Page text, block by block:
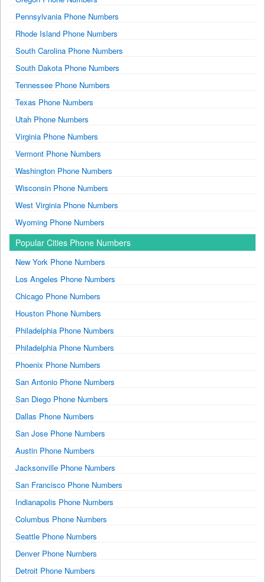
Pennsylvania Phone Numbers
Rhode Island Phone Numbers
South Carolina Phone Numbers
South Dakota Phone Numbers
Tennessee Phone Numbers
Texas Phone Numbers
Utah Phone Numbers
Virginia Phone Numbers
Vermont Phone Numbers
Washington Phone Numbers
Wisconsin Phone Numbers
West Virginia Phone Numbers
Wyoming Phone Numbers
Popular Cities Phone Numbers
New York Phone Numbers
Los Angeles Phone Numbers
Chicago Phone Numbers
Houston Phone Numbers
Philadelphia Phone Numbers
Philadelphia Phone Numbers
Phoenix Phone Numbers
San Antonio Phone Numbers
San Diego Phone Numbers
Dallas Phone Numbers
San Jose Phone Numbers
Austin Phone Numbers
Jacksonville Phone Numbers
San Francisco Phone Numbers
Indianapolis Phone Numbers
Columbus Phone Numbers
Seattle Phone Numbers
Denver Phone Numbers
Detroit Phone Numbers